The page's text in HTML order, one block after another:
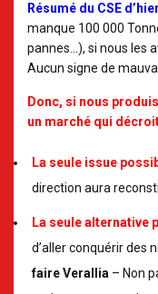
Résumé du CSE
manque 100 000
pannes… ), si nous les
Aucun signe de
Donc, si nous
un marché qui
La seule issue
direction aura
La seule alternative
d’aller conquérir des
faire Verallia – Non